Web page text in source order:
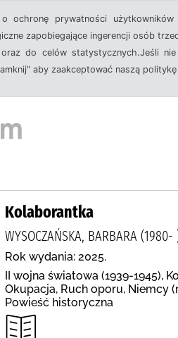
ochronę prywatności
zapobiegające ingerencji osób
do celów statystycznych.Jeśli
aby zaakceptować naszą
Kolaborantka
WYSOCZAŃSKA, BARBARA
Rok wydania: 2025.
II wojna światowa (1939-1945),
Okupacja, Ruch oporu, Niemcy
Powieść historyczna